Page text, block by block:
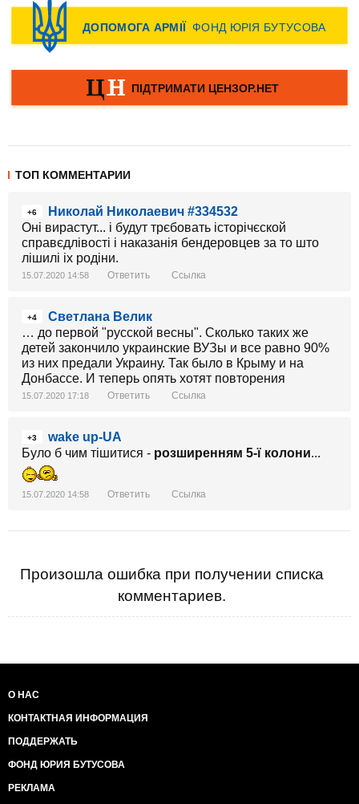
ТОП КОММЕНТАРИИ
+6
Николай Николаевич #334532
Оні вирастут... і будут трєбовать історічєской
справєдлівості і наказанія бендеровцев за то што
лішилі іх родіни.
15.07.2020 14:58 Ответить Ссылка
+4
Светлана Велик
… до первой "русской весны". Сколько таких же
детей закончило украинские ВУЗы и все равно 90%
из них предали Украину. Так было в Крыму и на
Донбассе. И теперь опять хотят повторения
15.07.2020 17:18 Ответить Ссылка
+3
wake up-UA
Було б чим тішитися - розширенням 5-ї колони...
15.07.2020 14:58 Ответить Ссылка
Произошла ошибка при получении списка
комментариев.
О НАС
КОНТАКТНАЯ ИНФОРМАЦИЯ
ПОДДЕРЖАТЬ
ФОНД ЮРИЯ БУТУСОВА
РЕКЛАМА